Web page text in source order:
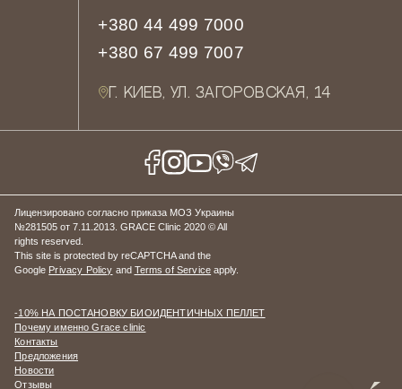
+380 44 499 7000
+380 67 499 7007
Г. КИЕВ, УЛ. ЗАГОРОВСКАЯ, 14
Лицензировано согласно приказа МОЗ Украины
№281505 от 7.11.2013. GRACE Clinic 2020 © All
rights reserved.
This site is protected by reCAPTCHA and the
Google Privacy Policy and Terms of Service apply.
-10% НА ПОСТАНОВКУ БИОИДЕНТИЧНЫХ ПЕЛЛЕТ
Почему именно Grace clinic
Контакты
Предложения
Новости
Отзывы